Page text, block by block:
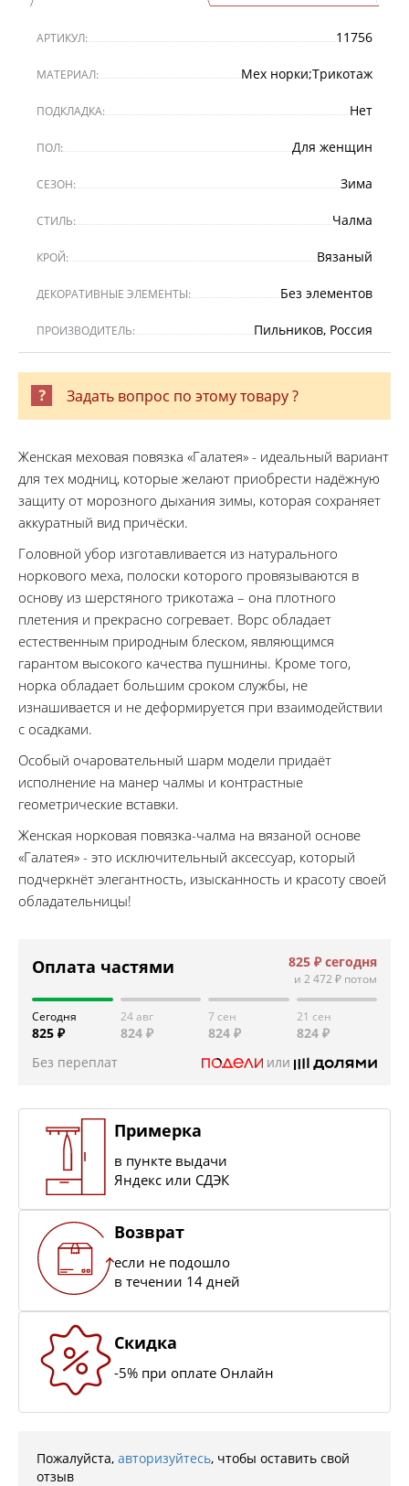
АРТИКУЛ: 11756
МАТЕРИАЛ: Мех норки;Трикотаж
ПОДКЛАДКА: Нет
ПОЛ: Для женщин
СЕЗОН: Зима
СТИЛЬ: Чалма
КРОЙ: Вязаный
ДЕКОРАТИВНЫЕ ЭЛЕМЕНТЫ: Без элементов
ПРОИЗВОДИТЕЛЬ: Пильников, Россия
Задать вопрос по этому товару ?
Женская меховая повязка «Галатея» - идеальный вариант
для тех модниц, которые желают приобрести надёжную
защиту от морозного дыхания зимы, которая сохраняет
аккуратный вид причёски.
Головной убор изготавливается из натурального
норкового меха, полоски которого провязываются в
основу из шерстяного трикотажа – она плотного
плетения и прекрасно согревает. Ворс обладает
естественным природным блеском, являющимся
гарантом высокого качества пушнины. Кроме того,
норка обладает большим сроком службы, не
изнашивается и не деформируется при взаимодействии
с осадками.
Особый очаровательный шарм модели придаёт
исполнение на манер чалмы и контрастные
геометрические вставки.
Женская норковая повязка-чалма на вязаной основе
«Галатея» - это исключительный аксессуар, который
подчеркнёт элегантность, изысканность и красоту своей
обладательницы!
Оплата частями 825 ₽ сегодня
и 2 472 ₽ потом
Сегодня
825 ₽
24 авг
824 ₽
7 сен
824 ₽
21 сен
824 ₽
Без переплат
или
Примерка
в пункте выдачи
Яндекс или СДЭК
Возврат
если не подошло
в течении 14 дней
Скидка
-5% при оплате Онлайн
Пожалуйста, авторизуйтесь, чтобы оставить свой
отзыв